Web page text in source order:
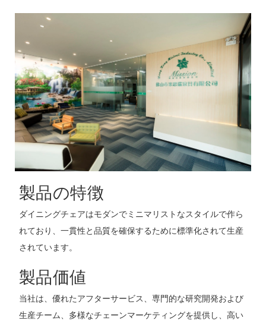
製品の特徴
ダイニングチェアはモダンでミニマリストなスタイルで作ら
れており、一貫性と品質を確保するために標準化されて生産
されています。
製品価値
当社は、優れたアフターサービス、専門的な研究開発および
生産チーム、多様なチェーンマーケティングを提供し、高い